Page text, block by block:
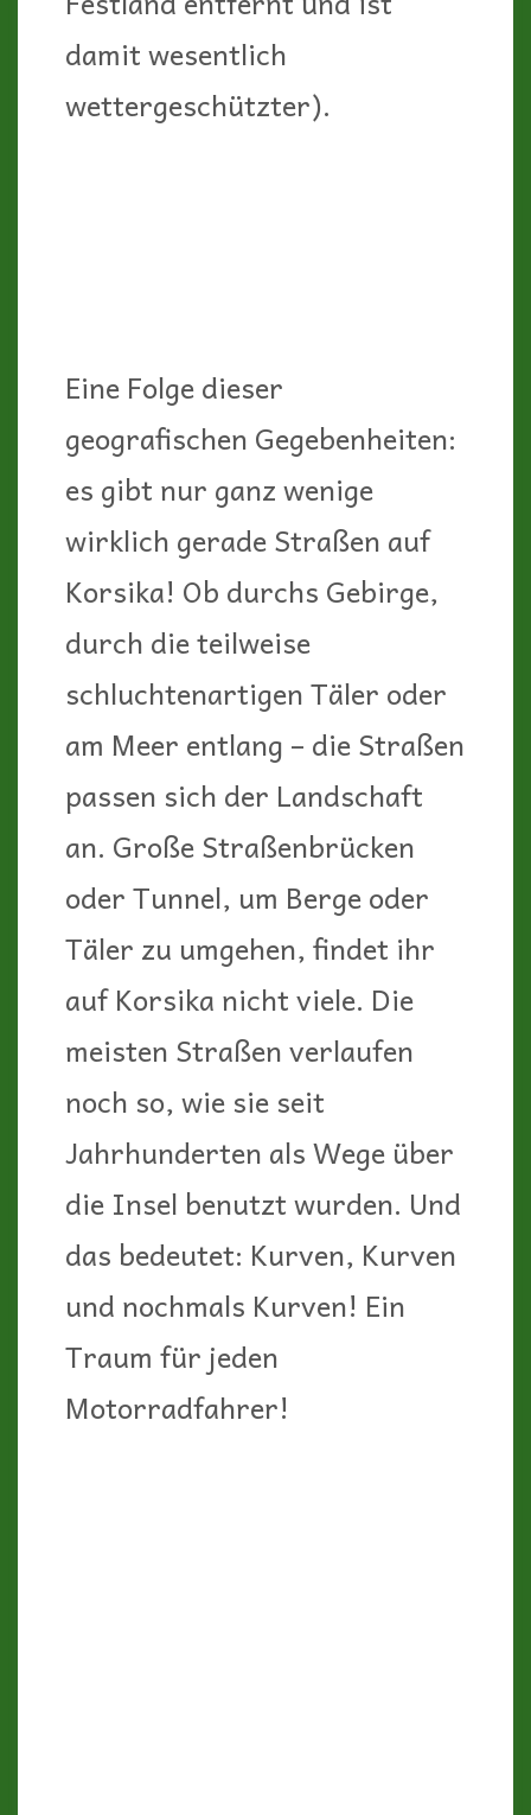
damit wesentlich
wettergeschützter).
Eine Folge dieser
geografischen Gegebenheiten:
es gibt nur ganz wenige
wirklich gerade Straßen auf
Korsika! Ob durchs Gebirge,
durch die teilweise
schluchtenartigen Täler oder
am Meer entlang – die Straßen
passen sich der Landschaft
an. Große Straßenbrücken
oder Tunnel, um Berge oder
Täler zu umgehen, findet ihr
auf Korsika nicht viele. Die
meisten Straßen verlaufen
noch so, wie sie seit
Jahrhunderten als Wege über
die Insel benutzt wurden. Und
das bedeutet: Kurven, Kurven
und nochmals Kurven! Ein
Traum für jeden
Motorradfahrer!